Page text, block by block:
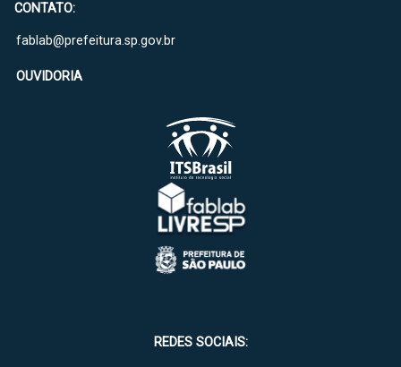
REDES SOCIAIS:
CONTATO:
fablab@prefeitura.sp.gov.br
OUVIDORIA